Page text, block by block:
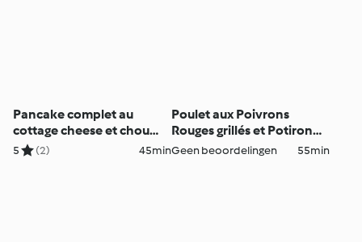
Pancake complet au
cottage cheese et chou
vert
5 (2) 45min
Poulet aux Poivrons
Rouges grillés et Potiron
(diabète)
Geen beoordelingen 55min